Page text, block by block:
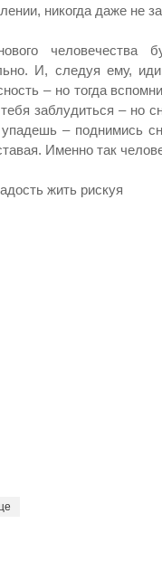
никогда даже не
человечества
И, следуя ему,
– но тогда
заблудиться – но
– поднимись
Именно так
жить рискуя